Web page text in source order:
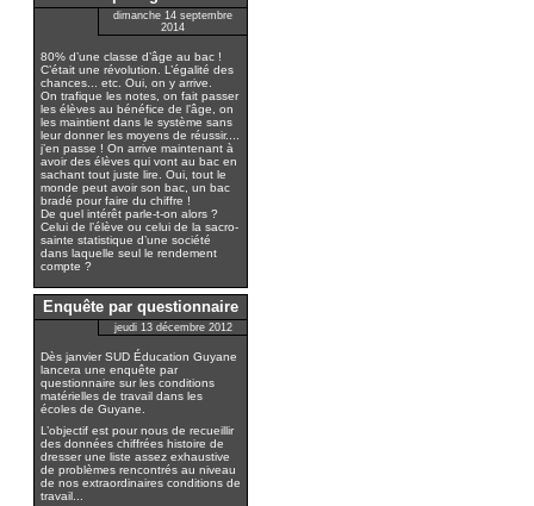
dimanche 14 septembre
2014
80% d’une classe d’âge au bac !
C’était une révolution. L’égalité des
chances... etc. Oui, on y arrive.
On trafique les notes, on fait passer
les élèves au bénéfice de l’âge, on
les maintient dans le système sans
leur donner les moyens de réussir....
j’en passe ! On arrive maintenant à
avoir des élèves qui vont au bac en
sachant tout juste lire. Oui, tout le
monde peut avoir son bac, un bac
bradé pour faire du chiffre !
De quel intérêt parle-t-on alors ?
Celui de l’élève ou celui de la sacro-
sainte statistique d’une société
dans laquelle seul le rendement
compte ?
Enquête par questionnaire
jeudi 13 décembre 2012
Dès janvier SUD Éducation Guyane
lancera une enquête par
questionnaire sur les conditions
matérielles de travail dans les
écoles de Guyane.
L’objectif est pour nous de recueillir
des données chiffrées histoire de
dresser une liste assez exhaustive
de problèmes rencontrés au niveau
de nos extraordinaires conditions de
travail...